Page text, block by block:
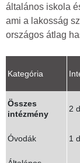
általános iskola
ami a lakosság
országos átlag
Kategória
Összes
intézmény
2
Óvodák 1